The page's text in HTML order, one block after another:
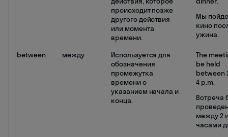
происходит позже
другого действия
или момента
времени.
Мы
кино
ужина.
between между
Используется для
обозначения
промежутка
времени с
указанием начала и
конца.
The
be held
between
4 p.m.
Встреча
между 2
часами